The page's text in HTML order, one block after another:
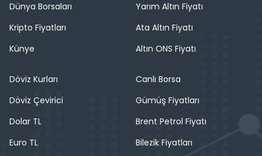
Dünya Borsaları
Kripto Fiyatları
Künye
Yarım Altın Fiyatı
Ata Altın Fiyatı
Altın ONS Fiyatı
Döviz Kurları
Döviz Çevirici
Dolar TL
Euro TL
Canlı Borsa
Gümüş Fiyatları
Brent Petrol Fiyatı
Bilezik Fiyatları